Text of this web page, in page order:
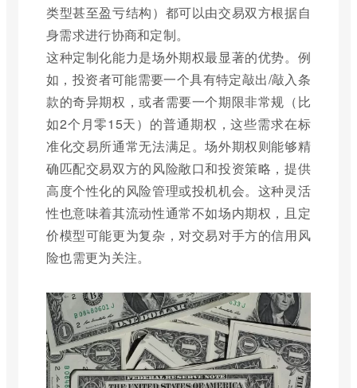
类型甚至盈亏结构）都可以由交易双方根据自
身需求进行协商和定制。
这种定制化能力是场外期权最显著的优势。例
如，投资者可能需要一个具有特定敲出/敲入条
款的奇异期权，或者需要一个期限非常规（比
如2个月零15天）的普通期权，这些需求在标
准化交易所通常无法满足。场外期权则能够精
确匹配交易双方的风险敞口和投资策略，提供
高度个性化的风险管理或投机机会。这种灵活
性也意味着其流动性通常不如场内期权，且定
价模型可能更为复杂，对交易对手方的信用风
险也需更为关注。